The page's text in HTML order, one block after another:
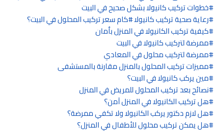
خطوات تركيب كانيولا بشكل صحيح في البيت
رعاية صحية تركيب كانيولا كام سعر تركيب المحلول في البيت؟
كيفية تركيب الكانيولا في المنزل بأمان
ممرضة لتركيب كانيولا في البيت
ممرضة لتركيب محلول في المعادي
مميزات تركيب المحلول بالمنزل مقارنة بالمستشفى
مين يركب كانيولا في البيت؟
نصائح بعد تركيب المحلول للمريض في المنزل
هل تركيب الكانيولا في المنزل آمن؟
هل لازم دكتور يركب الكانيولا ولا تكفي ممرضة؟
هل يمكن تركيب محلول للأطفال في المنزل؟